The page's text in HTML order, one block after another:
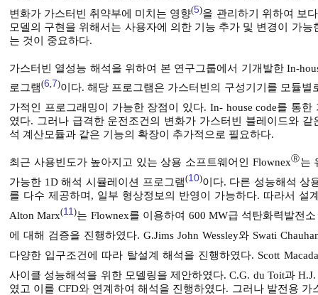
변화가 가스터빈 취약부에 미치는 영향(5)을 관리하기 위하여 보
모델의 구현을 위해서는 사용자에 의한 기능 추가 및 변경이 가
는 것이 중요하다.
가스터빈 열성능 해석을 위하여 본 연구그룹에서 기개발한 In-
로그램(6,7)이다. 해당 프로그램은 가스터빈의 구성기기를 모듈
가적인 프로그래밍이 가능한 장점이 있다. In- house code를 통
였다. 그러나 급격한 운전조건의 변화가 가스터빈 블레이드와
석 계산모듈과 같은 기능의 확장이 추가적으로 필요하다.
최근 사용빈도가 높아지고 있는 상용 소프트웨어인 FlownexⓇ는
가능한 1D 해석 시뮬레이션 프로그램(10)이다. 다른 성능해석 상
를 다수 제공하며, 일부 형상정보의 반영이 가능하다. 따라서 설
Alton Marx(11)는 Flownex를 이용하여 600 MW급 석탄화력발전
에 대해 검증을 진행하였다. G.Jims John Wessley와 Swati
다양한 입구조건에 따라 탈설계 해석을 진행하였다. Scott
사이클 성능해석을 위한 모델링을 제안하였다. C.G. du Toit과 H.J.
였고 이를 CFD와 연계하여 해석을 진행하였다. 그러나 발전용